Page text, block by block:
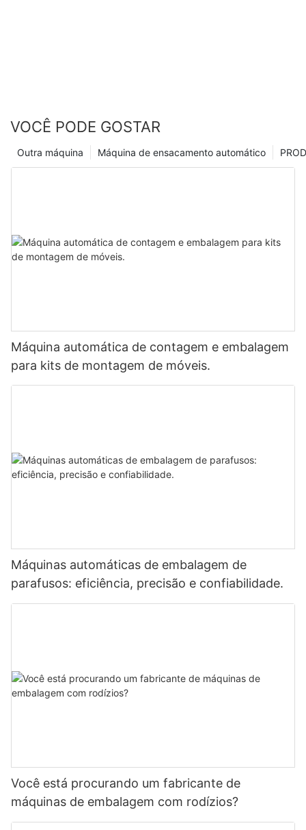
VOCÊ PODE GOSTAR
Máquina de ensacamento automático
Outra máquina
Máquina automática de contagem e embalagem
para kits de montagem de móveis.
Máquinas automáticas de embalagem de
parafusos: eficiência, precisão e confiabilidade.
Você está procurando um fabricante de
máquinas de embalagem com rodízios?